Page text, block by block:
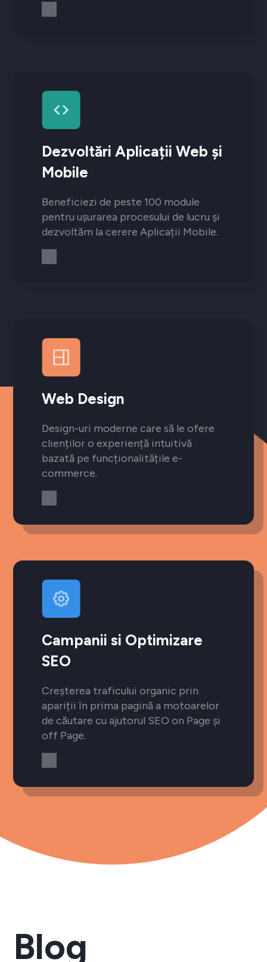
Dezvoltări Aplicații Web și
Mobile
Beneficiezi de peste 100 module
pentru ușurarea procesului de lucru și
dezvoltăm la cerere Aplicații Mobile.
Web Design
Design-uri moderne care să le ofere
clienților o experiență intuitivă
bazată pe funcționalitățile e-
commerce.
Campanii si Optimizare
SEO
Creșterea traficului organic prin
apariții în prima pagină a motoarelor
de căutare cu ajutorul SEO on Page și
off Page.
Blog